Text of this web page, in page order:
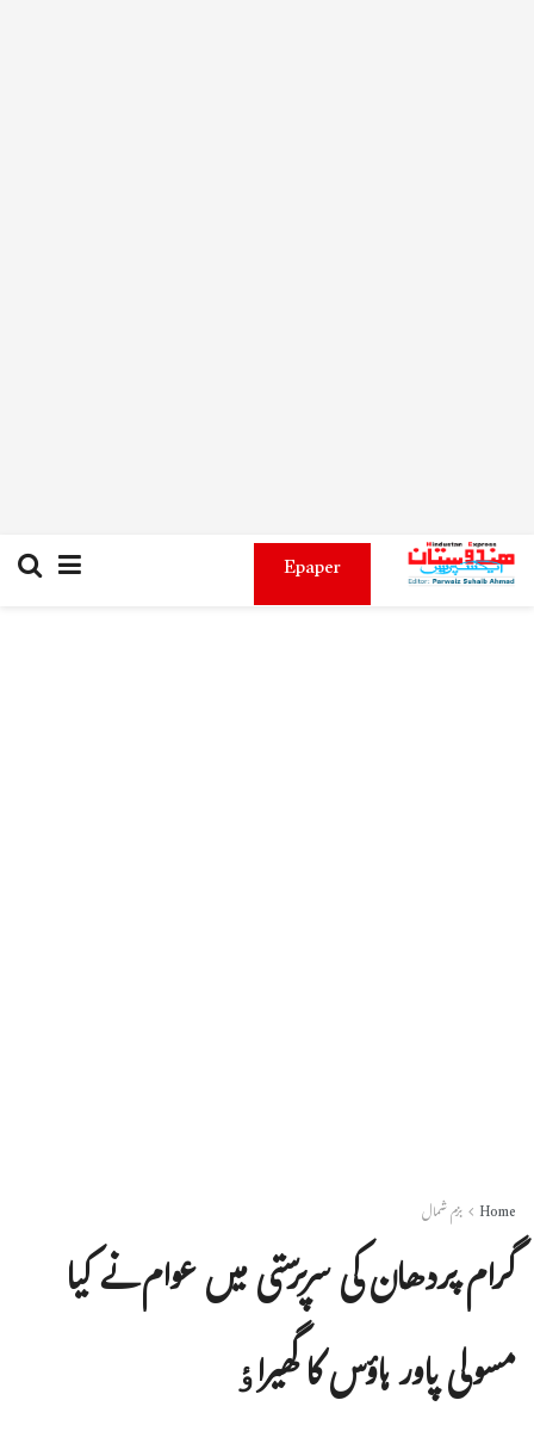
Epaper
Home بزم شمال
گرام پردھان کی سرپرستی میں عوام نے کیا
مسولی پاور ہاؤس کا گھیراٶ